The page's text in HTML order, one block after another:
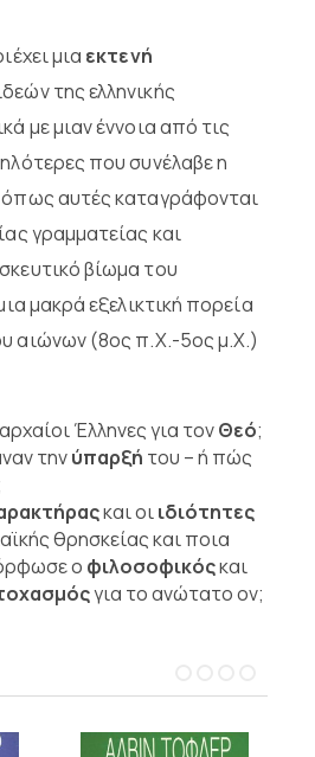
μια εκτενή
της ελληνικής
με μιαν έννοια από τις
που συνέλαβε η
αυτές καταγράφονται
γραμματείας και
βίωμα του
μακρά εξελικτική πορεία
αιώνων (8ος π.Χ.-5ος μ.Χ.)
Έλληνες για τονΘεό;
τηνύπαρξή του – ή πώς
και οιιδιότητες
θρησκείας και ποια
ο φιλοσοφικόςκαι
για το ανώτατο ον;